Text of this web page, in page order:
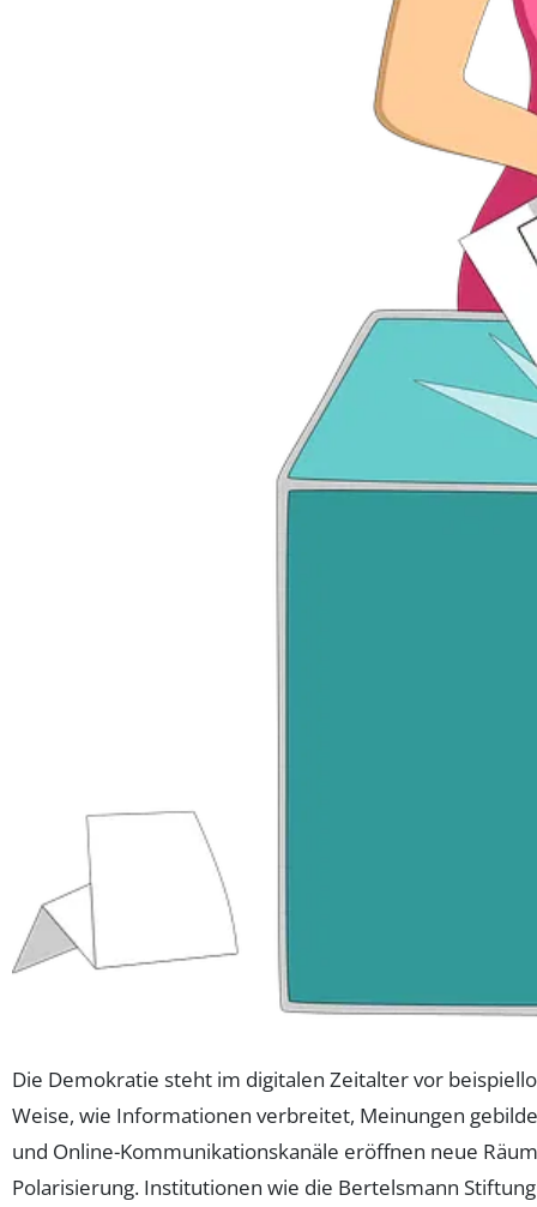
Die Demokratie steht im digitalen Zeitalter vor
Weise, wie Informationen verbreitet, Meinungen
und Online-Kommunikationskanäle eröffnen neue
Polarisierung. Institutionen wie die Bertelsmann